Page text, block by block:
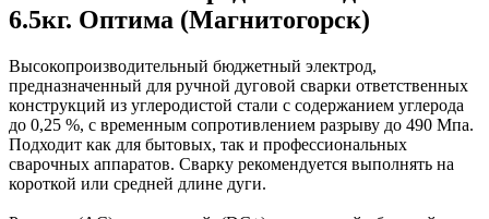
6.5кг. Оптима (Магнитогорск)
Высокопроизводительный бюджетный электрод,
предназначенный для ручной дуговой сварки ответственных
конструкций из углеродистой стали с содержанием углерода
до 0,25 %, с временным сопротивлением разрыву до 490 Мпа.
Подходит как для бытовых, так и профессиональных
сварочных аппаратов. Сварку рекомендуется выполнять на
короткой или средней длине дуги.